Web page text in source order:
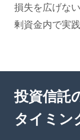
損失を広げな
剰資金内で実
投資信託
タイミン